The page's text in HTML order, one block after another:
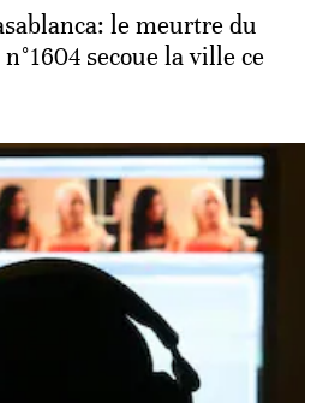
le meurtre du
secoue la ville ce